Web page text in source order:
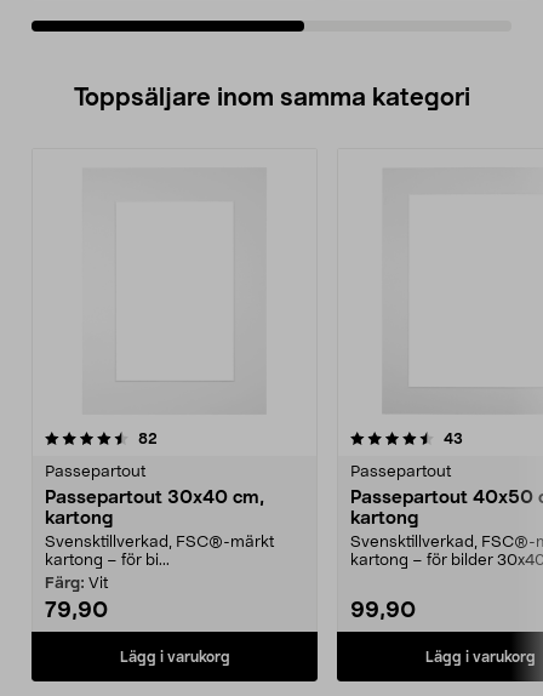
Toppsäljare inom samma kategori
82
Passepartout
Passepartout 30x40 cm,
kartong
Svensktillverkad, FSC®-märkt
kartong – för bi...
Färg: Vit
79,90
Lägg i varukorg
4.5 av 5 stjärnor 43
Passepartout
Passepartout 40x50
kartong
Svensktillverkad, FSC®-
kartong – för bilder
99,90
Lägg i varukorg
4.5 av 5 stjärnor